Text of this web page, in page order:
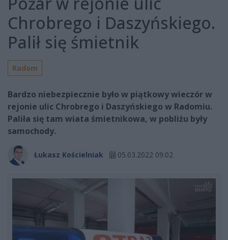
Chrobrego i Daszyńskiego.
Palił się śmietnik
Radom
Bardzo niebezpiecznie było w piątkowy wieczór w
rejonie ulic Chrobrego i Daszyńskiego w Radomiu.
Paliła się tam wiata śmietnikowa, w pobliżu były
samochody.
Łukasz Kościelniak 05.03.2022 09:02